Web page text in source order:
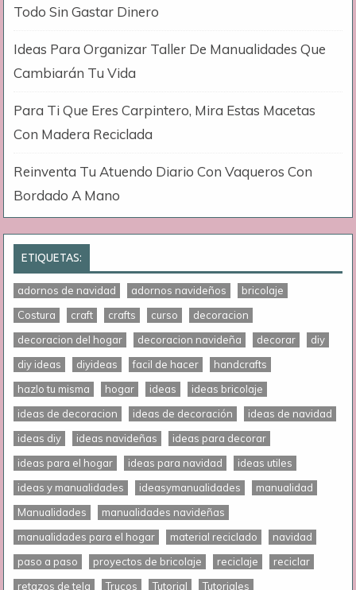
Todo Sin Gastar Dinero
Ideas Para Organizar Taller De Manualidades Que
Cambiarán Tu Vida
Para Ti Que Eres Carpintero, Mira Estas Macetas
Con Madera Reciclada
Reinventa Tu Atuendo Diario Con Vaqueros Con
Bordado A Mano
ETIQUETAS:
adornos de navidad adornos navideños
bricolaje
Costura
craft crafts curso
decoracion
decoracion del hogar
decoracion navideña decorar
diy
diy ideas
diyideas facil de hacer
handcrafts
hazlo tu misma
hogar ideas
ideas bricolaje
ideas de decoracion
ideas de decoración
ideas de navidad
ideas diy
ideas navideñas
ideas para decorar
ideas para el hogar
ideas para navidad
ideas utiles
ideas y manualidades
ideasymanualidades
manualidad
Manualidades
manualidades navideñas
manualidades para el hogar
material reciclado
navidad
paso a paso
proyectos de bricolaje reciclaje
reciclar
retazos de tela
Trucos Tutorial Tutoriales